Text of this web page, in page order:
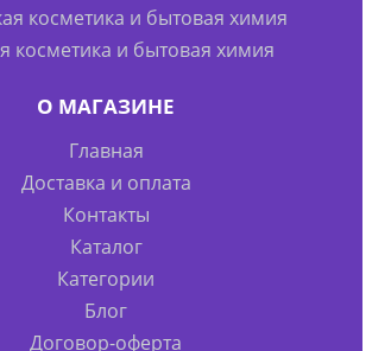
косметика и бытовая химия
косметика и бытовая химия
О МАГАЗИНЕ
Главная
Доставка и оплата
Контакты
Каталог
Категории
Блог
Договор-оферта